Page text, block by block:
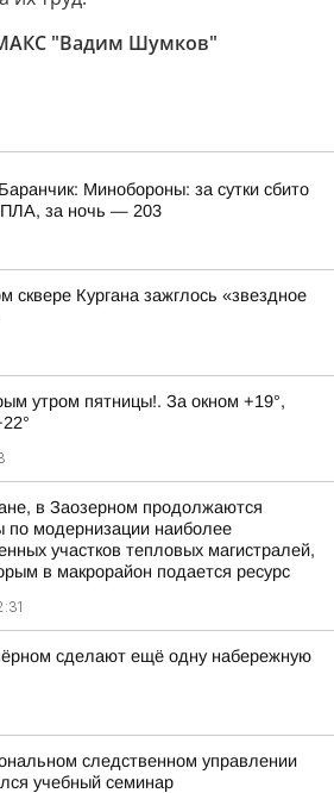
"Вадим Шумков"
Минобороны: за сутки сбито
за ночь — 203
сквере Кургана зажглось «звездное
утром пятницы!. За окном +19°,
в Заозерном продолжаются
по модернизации наиболее
участков тепловых магистралей,
в макрорайон подается ресурс
сделают ещё одну набережную
следственном управлении
учебный семинар